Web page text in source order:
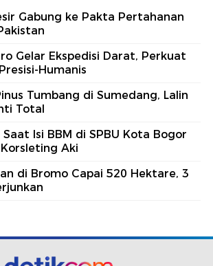
Gabung ke Pakta Pertahanan
Gelar Ekspedisi Darat, Perkuat
Humanis
Tumbang di Sumedang, Lalin
Total
Isi BBM di SPBU Kota Bogor
Aki
di Bromo Capai 520 Hektare, 3